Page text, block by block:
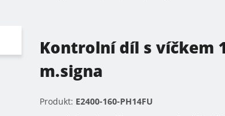
Kontrolní díl s víčkem
m.signa
Produkt: E2400-160-PH14FU